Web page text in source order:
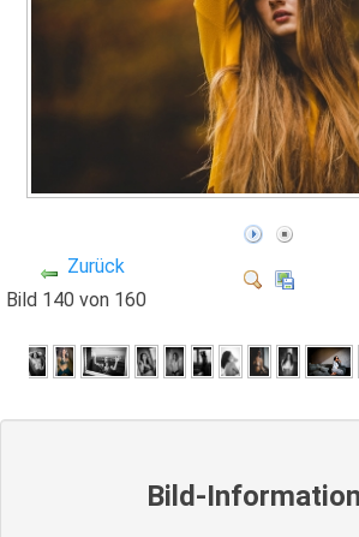
Zurück
Bild 140 von 160
Bild-